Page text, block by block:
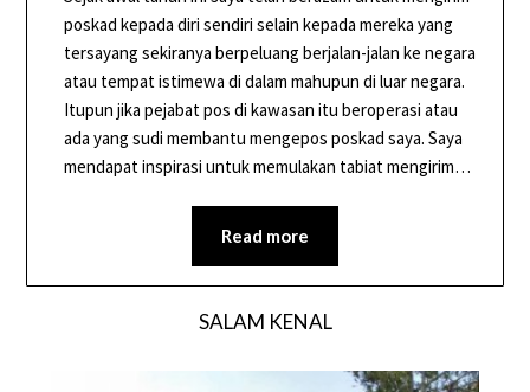
poskad kepada diri sendiri selain kepada mereka yang
tersayang sekiranya berpeluang berjalan-jalan ke negara
atau tempat istimewa di dalam mahupun di luar negara.
Itupun jika pejabat pos di kawasan itu beroperasi atau
ada yang sudi membantu mengepos poskad saya. Saya
mendapat inspirasi untuk memulakan tabiat mengirim…
Read more
SALAM KENAL